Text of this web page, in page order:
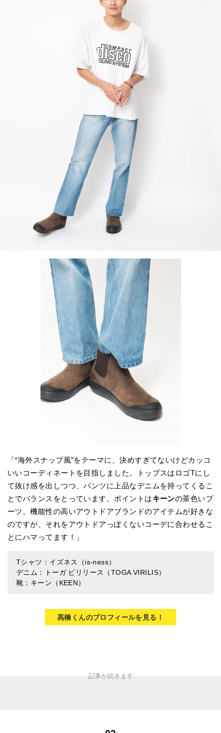
「“海外スナップ風”をテーマに、決めすぎてないけどカッコ
いいコーディネートを目指しました。トップスはロゴTにし
て抜け感を出しつつ、パンツに上品なデニムを持ってくるこ
とでバランスをとっています。ポイントはキーンの茶色いブ
ーツ。機能性の高いアウトドアブランドのアイテムが好きな
のですが、それをアウトドアっぽくないコーデに合わせるこ
とにハマってます！」
Tシャツ：イズネス（is-ness）
デニム：トーガ ビリリース（TOGA VIRILIS）
靴：キーン（KEEN）
髙橋くんのプロフィールを見る！